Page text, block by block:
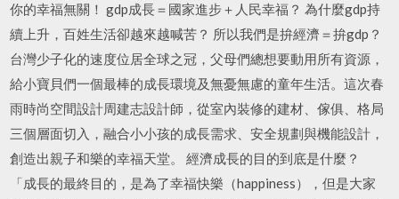
你的幸福無關！ gdp成長＝國家進步＋人民幸福？ 為什麼gdp持
續上升，百姓生活卻越來越喊苦？ 所以我們是拚經濟＝拚gdp？
台灣少子化的速度位居全球之冠，父母們總想要動用所有資源，
給小寶貝們一個最棒的成長環境及無憂無慮的童年生活。這次春
雨時尚空間設計周建志設計師，從室內裝修的建材、傢俱、格局
三個層面切入，融合小小孩的成長需求、安全規劃與機能設計，
創造出親子和樂的幸福天堂。 經濟成長的目的到底是什麼？
「成長的最終目的，是為了幸福快樂（happiness），但是大家